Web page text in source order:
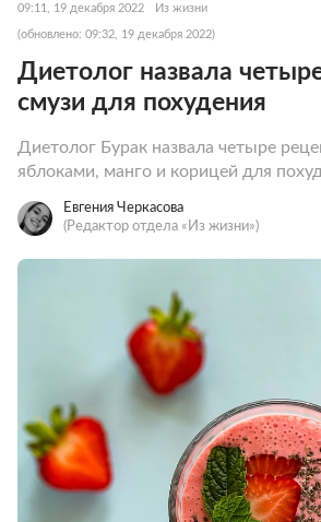
09:11, 19 декабря 2022 Из жизни
(обновлено: 09:32, 19 декабря 2022)
Диетолог назвала
смузи для похудения
Диетолог Бурак назвала четыре
яблоками, манго и корицей для
Евгения Черкасова
(Редактор отдела «Из жизни»)